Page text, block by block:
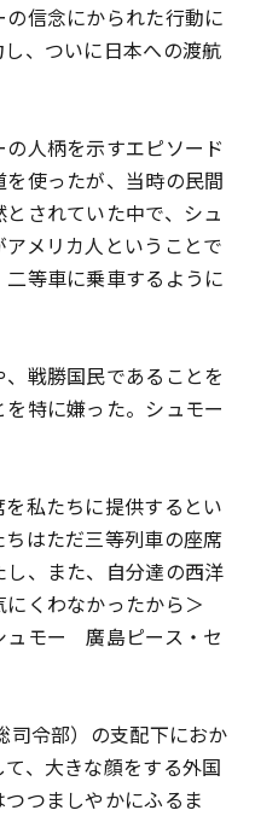
信念にかられた行動に
、ついに日本への渡航
人柄を示すエピソード
使ったが、当時の民間
されていた中で、シュ
メリカ人ということで
等車に乗車するように
戦勝国民であることを
特に嫌った。シュモー
私たちに提供するとい
はただ三等列車の座席
、また、自分達の西洋
くわなかったから＞
ュモー 廣島ピース・セ
令部）の支配下におか
、大きな顔をする外国
つましやかにふるま